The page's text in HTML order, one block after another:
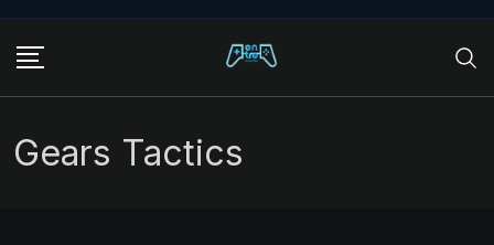
content
Gears Tactics